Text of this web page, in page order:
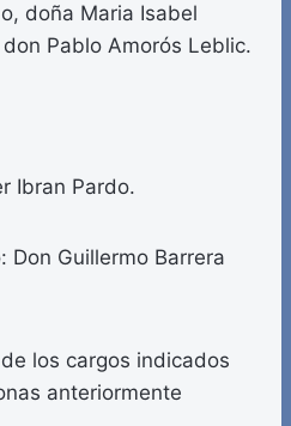
doña Maria Isabel
Pablo Amorós Leblic.
Ibran Pardo.
Don Guillermo Barrera
los cargos indicados
anteriormente